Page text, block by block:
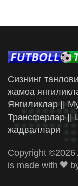
Сизнинг
жамоа
Янгиликлар ||
Трансферлар ||
жадваллари
Copyright ©2026
is made with